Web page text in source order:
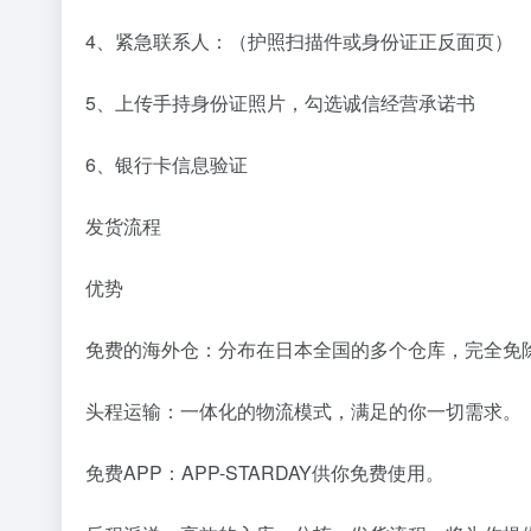
4、紧急联系⼈：（护照扫描件或身份证正反⾯⻚）
5、上传⼿持身份证照⽚，勾选诚信经营承诺书
6、银⾏卡信息验证
发货流程
优势
免费的海外仓：分布在日本全国的多个仓库，完全免
头程运输：一体化的物流模式，满足的你一切需求。
免费APP：APP-STARDAY供你免费使用。